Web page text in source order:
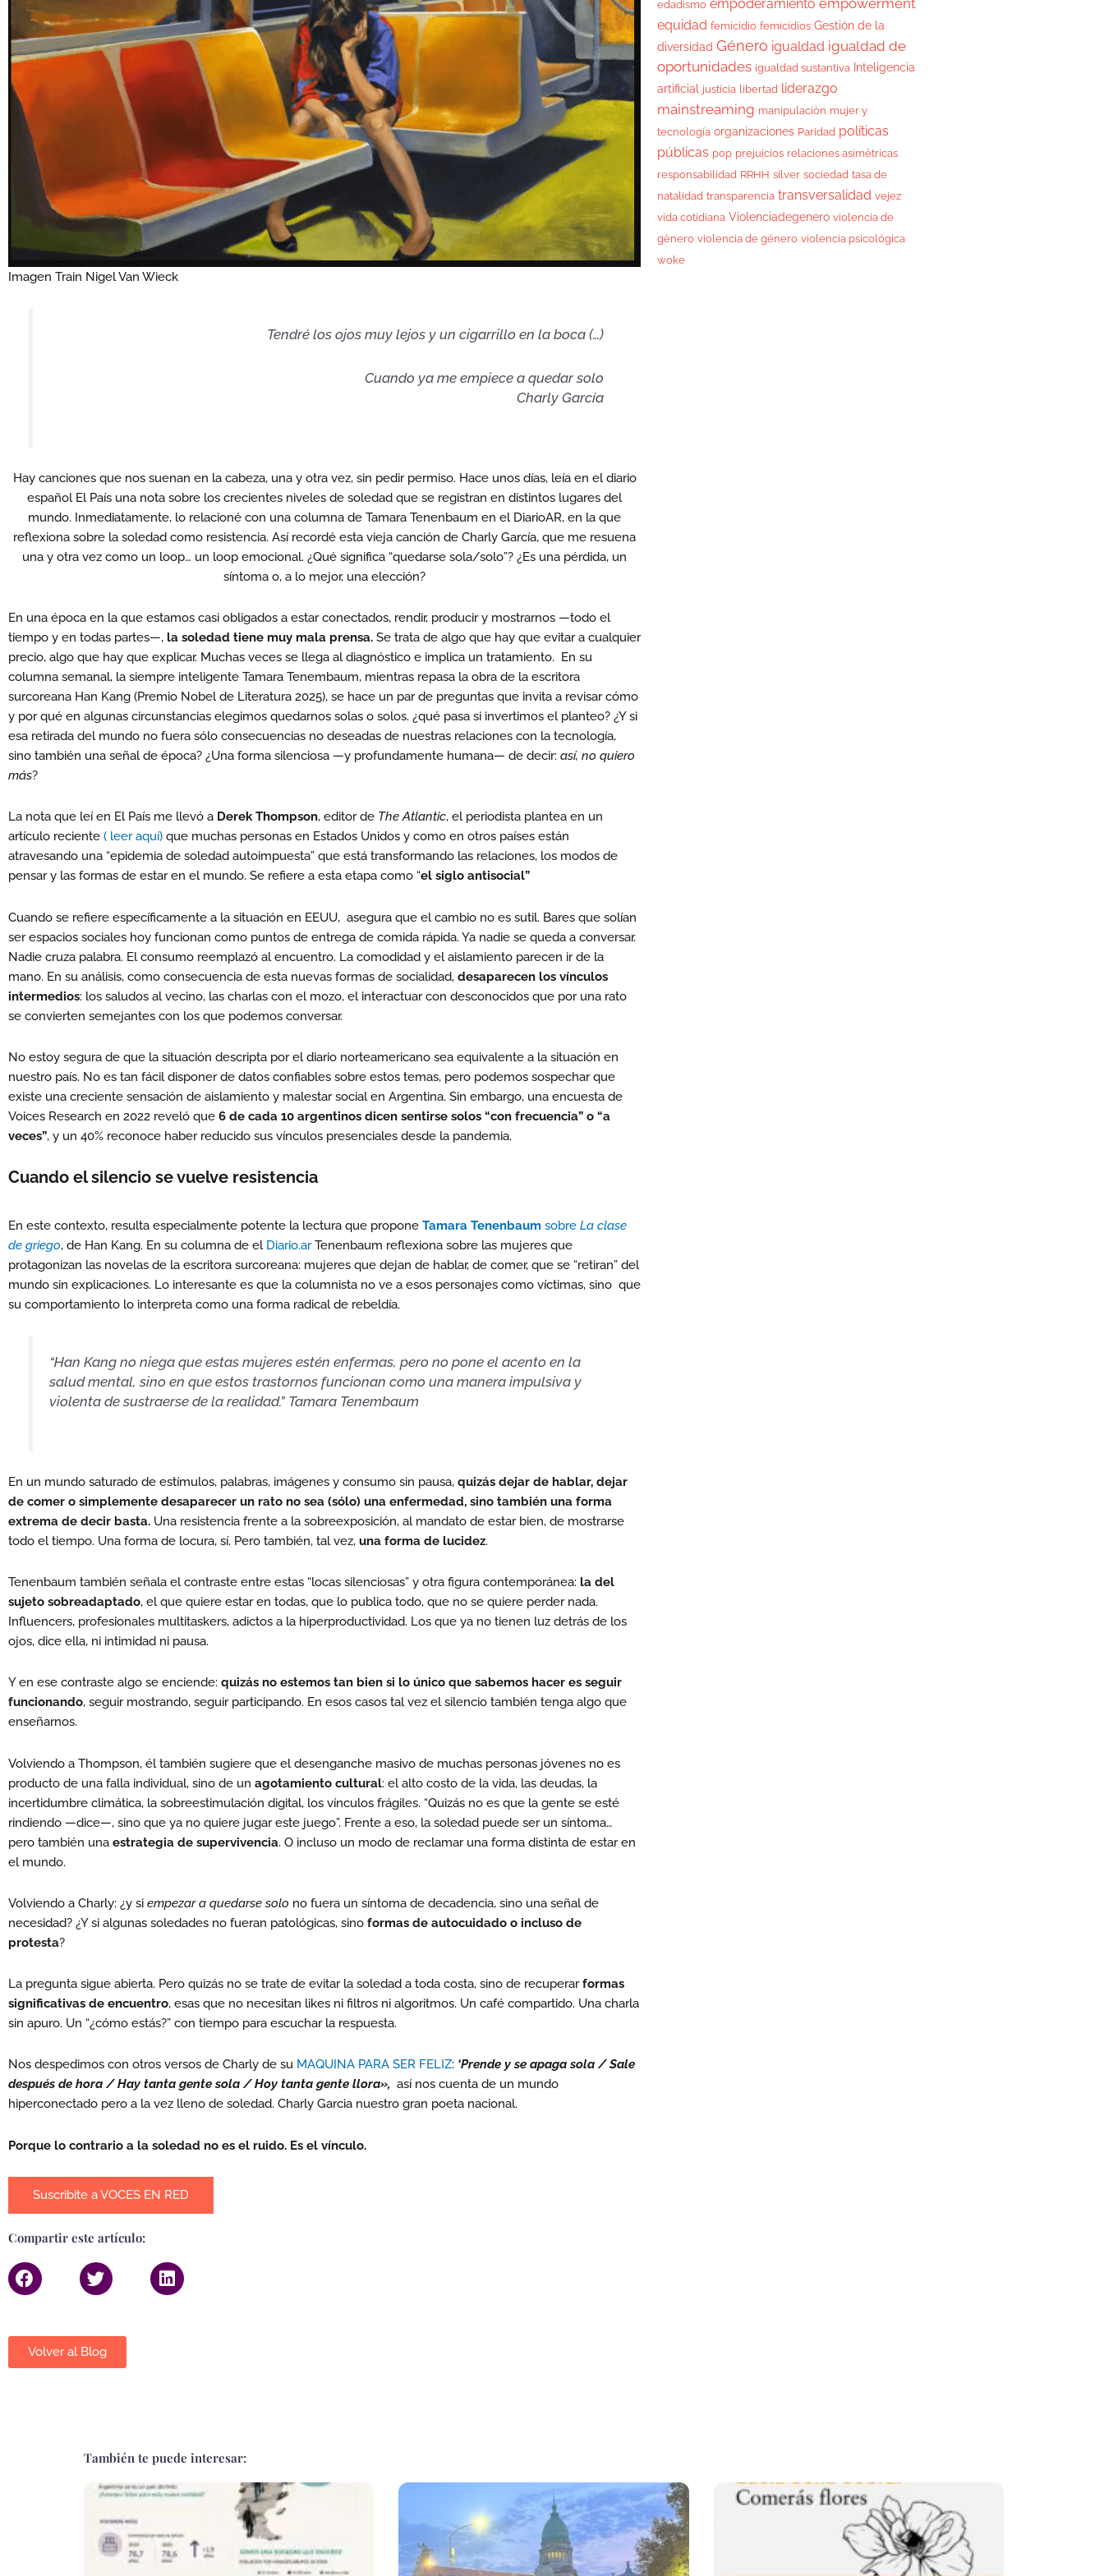
Imagen Train Nigel Van Wieck
Tendré los ojos muy lejos y un cigarrillo en la boca (…)
Cuando ya me empiece a quedar solo
Charly García
Hay canciones que nos suenan en la cabeza, una y otra vez, sin pedir permiso. Hace unos días, leía en el diario
español El País una nota sobre los crecientes niveles de soledad que se registran en distintos lugares del
mundo. Inmediatamente, lo relacioné con una columna de Tamara Tenenbaum en el DiarioAR, en la que
reflexiona sobre la soledad como resistencia. Así recordé esta vieja canción de Charly García, que me resuena
una y otra vez como un loop… un loop emocional. ¿Qué significa “quedarse sola/solo”? ¿Es una pérdida, un
síntoma o, a lo mejor, una elección?
En una época en la que estamos casi obligados a estar conectados, rendir, producir y mostrarnos —todo el
tiempo y en todas partes—, la soledad tiene muy mala prensa. Se trata de algo que hay que evitar a cualquier
precio, algo que hay que explicar. Muchas veces se llega al diagnóstico e implica un tratamiento. En su
columna semanal, la siempre inteligente Tamara Tenembaum, mientras repasa la obra de la escritora
surcoreana Han Kang (Premio Nobel de Literatura 2025), se hace un par de preguntas que invita a revisar cómo
y por qué en algunas circunstancias elegimos quedarnos solas o solos. ¿qué pasa si invertimos el planteo? ¿Y si
esa retirada del mundo no fuera sólo consecuencias no deseadas de nuestras relaciones con la tecnología,
sino también una señal de época? ¿Una forma silenciosa —y profundamente humana— de decir: así, no quiero
más?
La nota que leí en El País me llevó a Derek Thompson, editor de The Atlantic, el periodista plantea en un
artículo reciente ( leer aquí) que muchas personas en Estados Unidos y como en otros países están
atravesando una “epidemia de soledad autoimpuesta” que está transformando las relaciones, los modos de
pensar y las formas de estar en el mundo. Se refiere a esta etapa como “el siglo antisocial”
Cuando se refiere específicamente a la situación en EEUU, asegura que el cambio no es sutil. Bares que solían
ser espacios sociales hoy funcionan como puntos de entrega de comida rápida. Ya nadie se queda a conversar.
Nadie cruza palabra. El consumo reemplazó al encuentro. La comodidad y el aislamiento parecen ir de la
mano. En su análisis, como consecuencia de esta nuevas formas de socialidad, desaparecen los vínculos
intermedios: los saludos al vecino, las charlas con el mozo, el interactuar con desconocidos que por una rato
se convierten semejantes con los que podemos conversar.
No estoy segura de que la situación descripta por el diario norteamericano sea equivalente a la situación en
nuestro país. No es tan fácil disponer de datos confiables sobre estos temas, pero podemos sospechar que
existe una creciente sensación de aislamiento y malestar social en Argentina. Sin embargo, una encuesta de
Voices Research en 2022 reveló que 6 de cada 10 argentinos dicen sentirse solos “con frecuencia” o “a
veces”, y un 40% reconoce haber reducido sus vínculos presenciales desde la pandemia.
Cuando el silencio se vuelve resistencia
En este contexto, resulta especialmente potente la lectura que propone Tamara Tenenbaum sobre La clase
de griego, de Han Kang. En su columna de el Diario.arTenenbaum reflexiona sobre las mujeres que
protagonizan las novelas de la escritora surcoreana: mujeres que dejan de hablar, de comer, que se “retiran” del
mundo sin explicaciones. Lo interesante es que la columnista no ve a esos personajes como víctimas, sino que
su comportamiento lo interpreta como una forma radical de rebeldía.
“Han Kang no niega que estas mujeres estén enfermas, pero no pone el acento en la
salud mental, sino en que estos trastornos funcionan como una manera impulsiva y
violenta de sustraerse de la realidad.” Tamara Tenembaum
En un mundo saturado de estímulos, palabras, imágenes y consumo sin pausa, quizás dejar de hablar, dejar
de comer o simplemente desaparecer un rato no sea (sólo) una enfermedad, sino también una forma
extrema de decir basta. Una resistencia frente a la sobreexposición, al mandato de estar bien, de mostrarse
todo el tiempo. Una forma de locura, sí. Pero también, tal vez, una forma de lucidez.
Tenenbaum también señala el contraste entre estas “locas silenciosas” y otra figura contemporánea: la del
sujeto sobreadaptado, el que quiere estar en todas, que lo publica todo, que no se quiere perder nada.
Influencers, profesionales multitaskers, adictos a la hiperproductividad. Los que ya no tienen luz detrás de los
ojos, dice ella, ni intimidad ni pausa.
Y en ese contraste algo se enciende: quizás no estemos tan bien si lo único que sabemos hacer es seguir
funcionando, seguir mostrando, seguir participando. En esos casos tal vez el silencio también tenga algo que
enseñarnos.
Volviendo a Thompson, él también sugiere que el desenganche masivo de muchas personas jóvenes no es
producto de una falla individual, sino de un agotamiento cultural: el alto costo de la vida, las deudas, la
incertidumbre climática, la sobreestimulación digital, los vínculos frágiles. “Quizás no es que la gente se esté
rindiendo —dice—, sino que ya no quiere jugar este juego”. Frente a eso, la soledad puede ser un síntoma…
pero también una estrategia de supervivencia. O incluso un modo de reclamar una forma distinta de estar en
el mundo.
Volviendo a Charly: ¿y si empezar a quedarse solo no fuera un síntoma de decadencia, sino una señal de
necesidad? ¿Y si algunas soledades no fueran patológicas, sino formas de autocuidado o incluso de
protesta?
La pregunta sigue abierta. Pero quizás no se trate de evitar la soledad a toda costa, sino de recuperarformas
significativas de encuentro, esas que no necesitan likes ni filtros ni algoritmos. Un café compartido. Una charla
sin apuro. Un “¿cómo estás?” con tiempo para escuchar la respuesta.
Nos despedimos con otros versos de Charly de su MAQUINA PARA SER FELIZ: ‘Prende y se apaga sola / Sale
después de hora / Hay tanta gente sola / Hoy tanta gente llora», así nos cuenta de un mundo
hiperconectado pero a la vez lleno de soledad. Charly Garcia nuestro gran poeta nacional.
Porque lo contrario a la soledad no es el ruido. Es el vínculo.
Suscribite a VOCES EN RED
Compartir este artículo:
Volver al Blog
edadismo empoderamiento empowerment
equidad femicidio femicidios Gestión de la
diversidad Género igualdad igualdad de
oportunidades igualdad sustantiva Inteligencia
artificial justicia libertad liderazgo
mainstreaming manipulaciòn mujer y
tecnología organizaciones Paridad políticas
públicas pop prejuicios relaciones asimètricas
responsabilidad RRHH silver sociedad tasa de
natalidad transparencia transversalidad vejez
vida cotidiana Violenciadegenero violencia de
gènero violencia de género violencia psicológica
woke
También te puede interesar: